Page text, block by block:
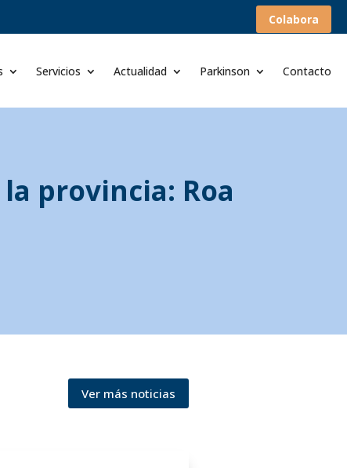
Colabora
Servicios Actualidad Parkinson Contacto
provincia: Roa
Ver más noticias